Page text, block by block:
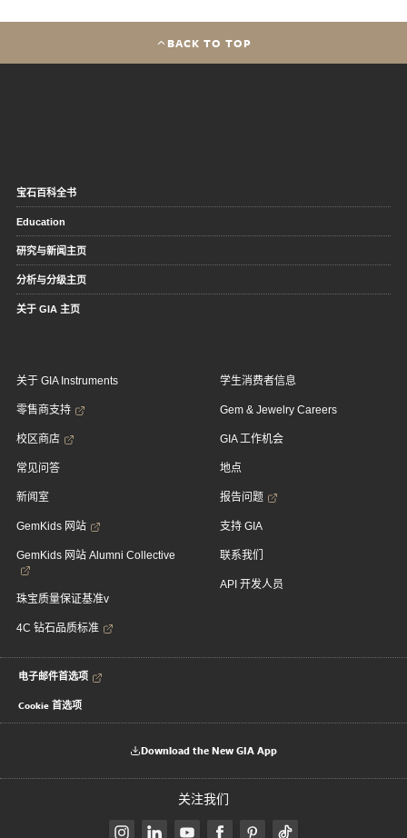
BACK TO TOP
宝石百科全书
Education
研究与新闻主页
分析与分级主页
关于 GIA 主页
关于 GIA Instruments
零售商支持
校区商店
常见问答
新闻室
GemKids 网站
GemKids 网站 Alumni Collective
珠宝质量保证基准v
4C 钻石品质标准
学生消费者信息
Gem & Jewelry Careers
GIA 工作机会
地点
报告问题
支持 GIA
联系我们
API 开发人员
电子邮件首选项
Cookie 首选项
Download the New GIA App
关注我们